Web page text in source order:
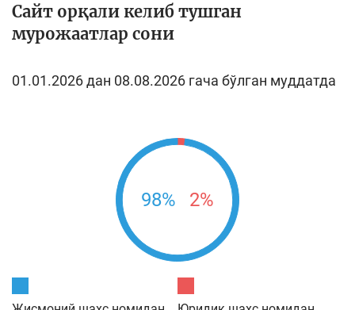
Сайт орқали келиб тушган
мурожаатлар сони
01.01.2026 дан 08.08.2026 гача бўлган муддатда
98% 2%